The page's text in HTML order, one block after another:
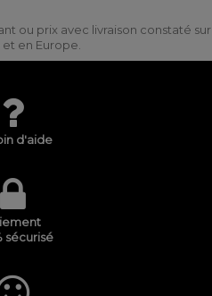
ou prix avec livraison constaté sur
en Europe.
d'aide
sécurisé